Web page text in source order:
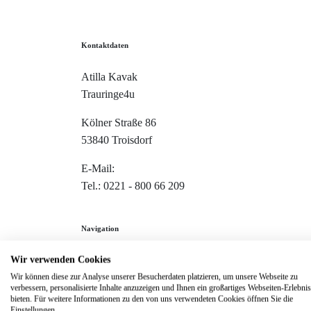
Kontaktdaten
Atilla Kavak
Trauringe4u
Kölner Straße 86
53840 Troisdorf
E-Mail:
Tel.: 0221 - 800 66 209
Navigation
Home
Trauringe
Wir verwenden Cookies
Wir können diese zur Analyse unserer Besucherdaten platzieren, um unsere Webseite zu
verbessern, personalisierte Inhalte anzuzeigen und Ihnen ein großartiges Webseiten-
bieten. Für weitere Informationen zu den von uns verwendeten Cookies öffnen Sie die